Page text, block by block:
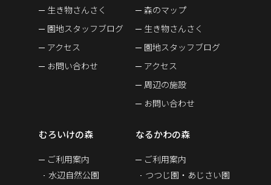
生き物さんさく
園地スタッフブログ
アクセス
お問い合わせ
森のマップ
生き物さんさく
園地スタッフブログ
アクセス
周辺の施設
お問い合わせ
むろいけの森
ご利用案内
水辺自然公園
なるかわの森
ご利用案内
つつじ園・あじさい園